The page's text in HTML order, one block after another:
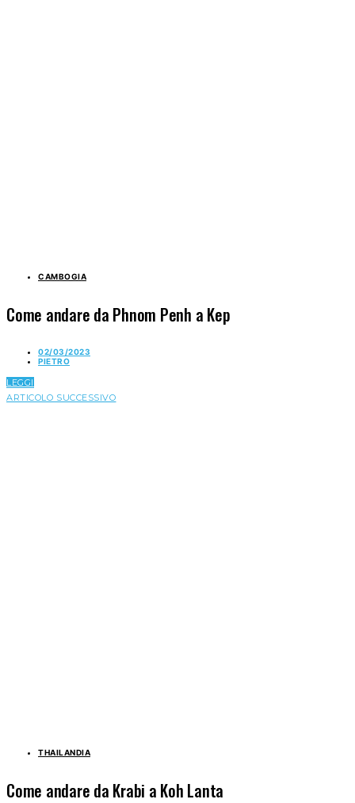
CAMBOGIA
Come andare da Phnom Penh a Kep
02/03/2023
PIETRO
LEGGI
ARTICOLO SUCCESSIVO
THAILANDIA
Come andare da Krabi a Koh Lanta